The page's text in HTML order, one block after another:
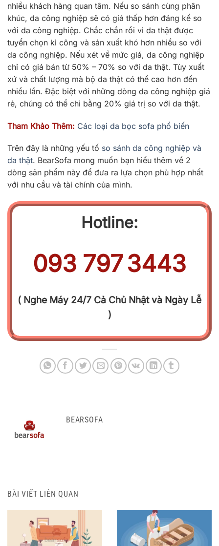
nhiều khách hàng quan tâm. Nếu so sánh cùng phân
khúc, da công nghiệp sẽ có giá thấp hơn đáng kể so
với da công nghiệp. Chắc chắn rồi vì da thật được
tuyển chọn kì công và sản xuất khó hơn nhiều so với
da công nghiệp. Nếu xét về mức giá, da công nghiệp
chỉ có giá bán từ 50% – 70% so với da thật. Tùy xuất
xứ và chất lượng mà bộ da thật có thể cao hơn đến
nhiều lần. Đặc biệt với những dòng da công nghiệp giá
rẻ, chúng có thể chỉ bằng 20% giá trị so với da thật.
Tham Khảo Thêm: Các loại da bọc sofa phổ biến
Trên đây là những yếu tố so sánh da công nghiệp và
da thật. BearSofa mong muốn bạn hiểu thêm về 2
dòng sản phẩm này để đưa ra lựa chọn phù hợp nhất
với nhu cầu và tài chính của mình.
Hotline:
093 797.3443
( Nghe Máy 24/7 Cả Chủ Nhật và Ngày Lễ
)
BEARSOFA
BÀI VIẾT LIÊN QUAN